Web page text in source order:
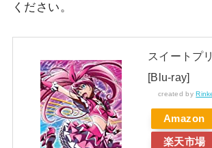
ください。
スイートプ
[Blu-ray]
created by
Amazon
楽天市場